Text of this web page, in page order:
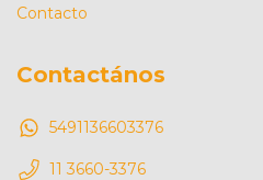
Contacto
Contactános
5491136603376
11 3660-3376